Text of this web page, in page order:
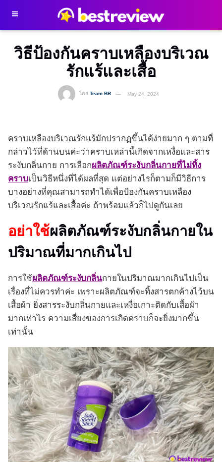
วิธีป้องกันคราบเหลืองบริเวณ
รักแร้และเสื้อ
โดย Team BR May 24, 2024
คราบเหลืองบริเวณรักแร้มักปรากฏขึ้นได้ง่ายมาก ๆ ตามที่
กล่าวไว้ที่ด้านบนค่ะว่าคราบเหล่านี้เกิดจากเหงื่อและสาร
ระงับกลิ่นกาย การเลือกผลิตภัณฑ์ระงับกลิ่นกายที่ไม่ทิ้ง
คราบเป็นวิธีหนึ่งที่ได้ผลที่สุด แต่อย่างไรก็ตามก็มีวิธีการ
บางอย่างที่คุณสามารถทำได้เพื่อป้องกันคราบเหลือง
บริเวณรักแร้และเสื้อค่ะ ถ้าพร้อมแล้วก็ไปดูกันเลย
อย่าใช้ผลิตภัณฑ์ระงับกลิ่นกายใน
ปริมาณที่มากเกินไป
การใช้ผลิตภัณฑ์ระงับกลิ่นกายในปริมาณมากเกินไปเป็น
เรื่องที่ไม่ควรทำค่ะ เพราะผลิตภัณฑ์จะทิ้งสารตกค้างไว้บน
เสื้อผ้า ยิ่งสารระงับกลิ่นกายและเหงื่อเกาะติดกับเสื้อผ้า
มากเท่าไร ความเสี่ยงของการเกิดคราบก็จะยิ่งมากขึ้น
เท่านั้น